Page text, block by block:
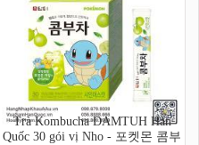
Trà Kombucha DAMTUH Hàn
Quốc 30 gói vị Nho - 포켓몬 콤부